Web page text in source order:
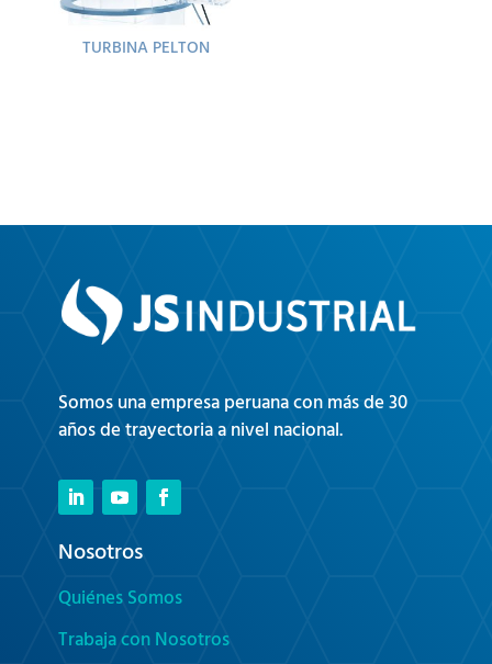
TURBINA PELTON
Somos una empresa peruana con más de 30
años de trayectoria a nivel nacional.
Nosotros
Quiénes Somos
Trabaja con Nosotros